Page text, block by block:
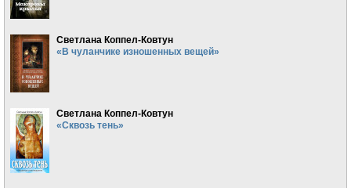
Светлана Коппел-Ковтун
«В чуланчике изношенных вещей»
Светлана Коппел-Ковтун
«Сквозь тень»